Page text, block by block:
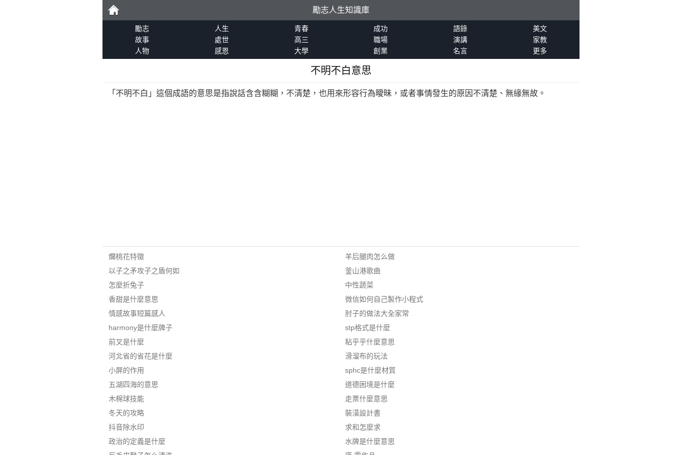
勵
勵志人生知識庫
勵志 人生 青春 成功 語錄
美文
故事
處世 高三 職場 演講
家教
人物
感恩 大學 創業 名言 更多
不明不白意思
「不明不白」這個成語的意思是指說話含含糊糊，不清楚，也用來形容行為曖昧，或者事情發生的原因不清楚、無緣無故。
爛桃花特徵
以子之矛攻子之盾何如
怎麼折兔子
香甜是什麼意思
情感故事短篇感人
harmony是什麼牌子
前叉是什麼
河北省的省花是什麼
小屏的作用
五湖四海的意思
木棉球技能
冬天的攻略
抖音除水印
政治的定義是什麼
羊后腿肉怎么做
釜山港歌曲
中性蔬菜
微信如何自己製作小程式
肘子的做法大全家常
stp格式是什麼
粘乎乎什麼意思
滑溜布的玩法
sphc是什麼材質
道德困境是什麼
走票什麼意思
裝潢設計書
求和怎麼求
水牌是什麼意思